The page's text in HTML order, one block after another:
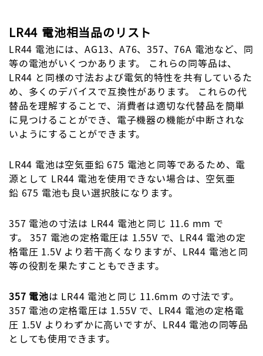
LR44 電池相当品のリスト
LR44 電池には、AG13、A76、357、76A 電池など、同
等の電池がいくつかあります。 これらの同等品は、
LR44 と同様の寸法および電気的特性を共有しているた
め、多くのデバイスで互換性があります。 これらの代
替品を理解することで、消費者は適切な代替品を簡単
に見つけることができ、電子機器の機能が中断されな
いようにすることができます。
LR44 電池は空気亜鉛 675 電池と同等であるため、電
源として LR44 電池を使用できない場合は、空気亜
鉛 675 電池も良い選択肢になります。
357 電池の寸法は LR44 電池と同じ 11.6 mm で
す。 357 電池の定格電圧は 1.55V で、LR44 電池の定
格電圧 1.5V より若干高くなりますが、LR44 電池と同
等の役割を果たすこともできます。
357 電池は LR44 電池と同じ 11.6mm の寸法です。
357 電池の定格電圧は 1.55V で、LR44 電池の定格電
圧 1.5V よりわずかに高いですが、LR44 電池の同等品
としても使用できます。